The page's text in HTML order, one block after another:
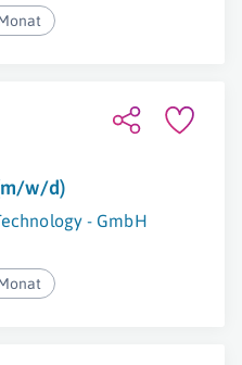
w/d)
- GmbH